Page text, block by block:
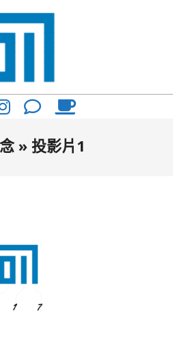
» 投影片1